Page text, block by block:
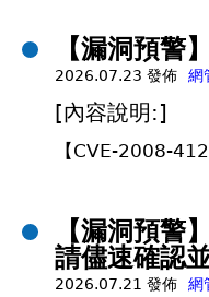
【漏洞預
2026.07.23 發佈 網
[內容說明:]
【CVE-2008-
【漏洞預
請儘速確認
2026.07.21 發佈 網